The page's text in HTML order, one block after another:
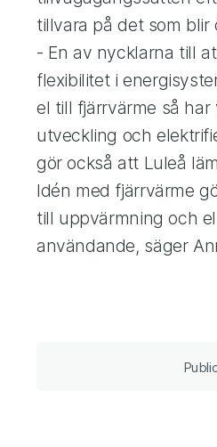
tillvara på det som blir
- En av nycklarna till
flexibilitet i
el till fjärrvärme så
utveckling och
gör också att Luleå
Idén med fjärrvärme
till uppvärmning och
användande, säger